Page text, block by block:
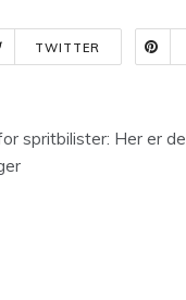
TWITTER
spritbilister: Her er de